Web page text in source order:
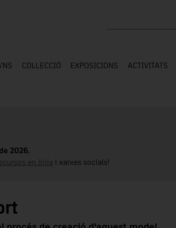
COL·LECCIÓ EXPOSICIONS ACTIVITATS
2026.
en línia i xarxes socials!